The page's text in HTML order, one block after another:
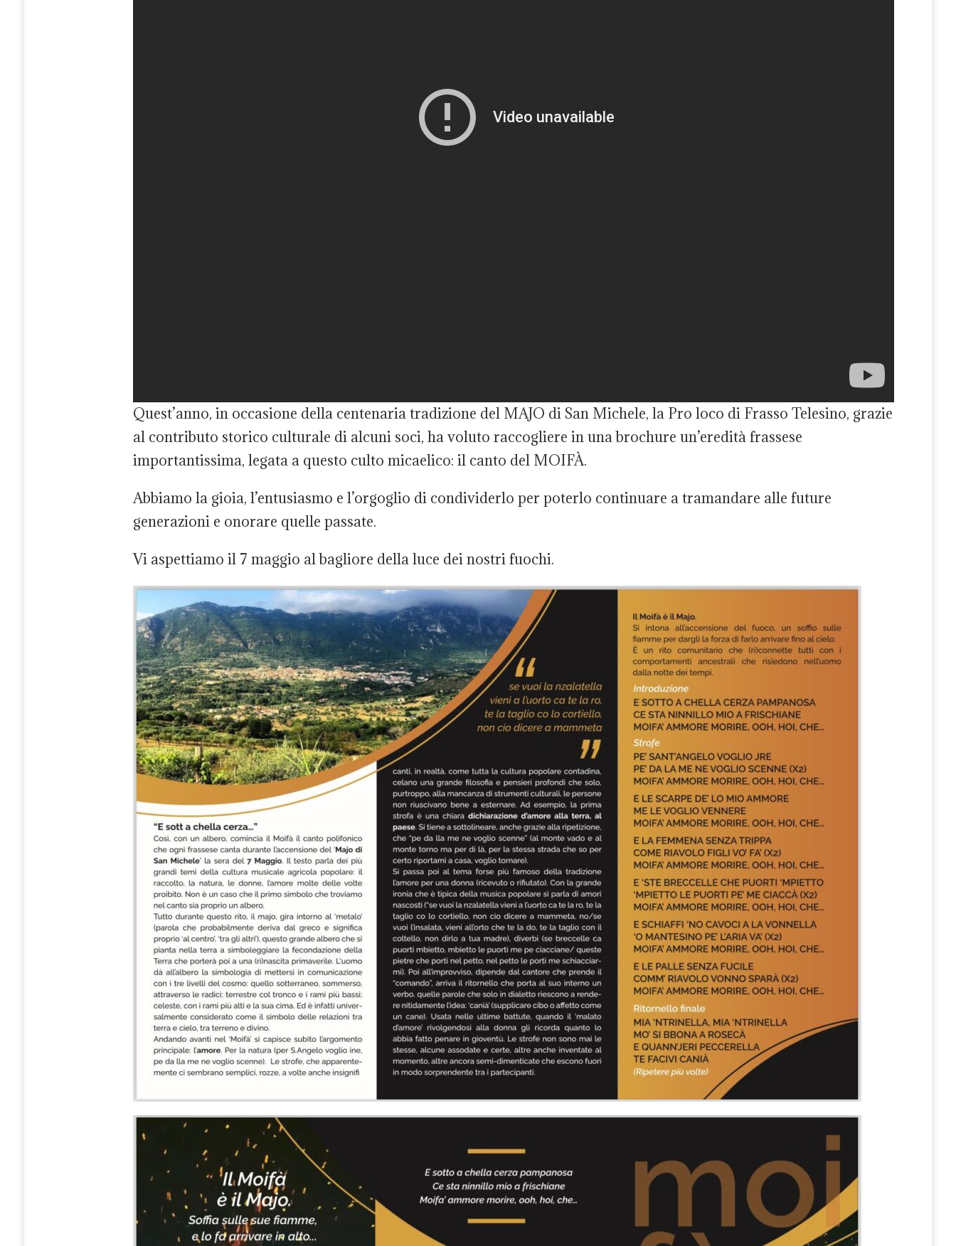
Quest’anno, in occasione della centenaria tradizione del MAJO di San Michele, la Pro loco di Frasso Telesino, grazie
al contributo storico culturale di alcuni soci, ha voluto raccogliere in una brochure un’eredità frassese
importantissima, legata a questo culto micaelico: il canto del MOIFÀ.
Abbiamo la gioia, l’entusiasmo e l’orgoglio di condividerlo per poterlo continuare a tramandare alle future
generazioni e onorare quelle passate.
Vi aspettiamo il 7 maggio al bagliore della luce dei nostri fuochi.